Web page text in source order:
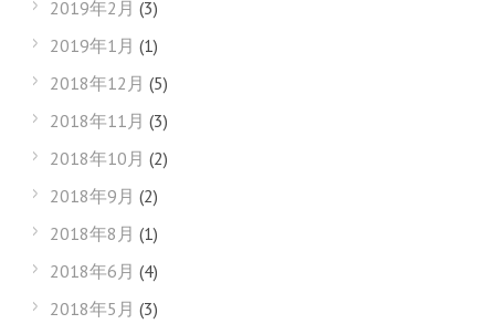
2019年2月 (3)
2019年1月 (1)
2018年12月 (5)
2018年11月 (3)
2018年10月 (2)
2018年9月 (2)
2018年8月 (1)
2018年6月 (4)
2018年5月 (3)